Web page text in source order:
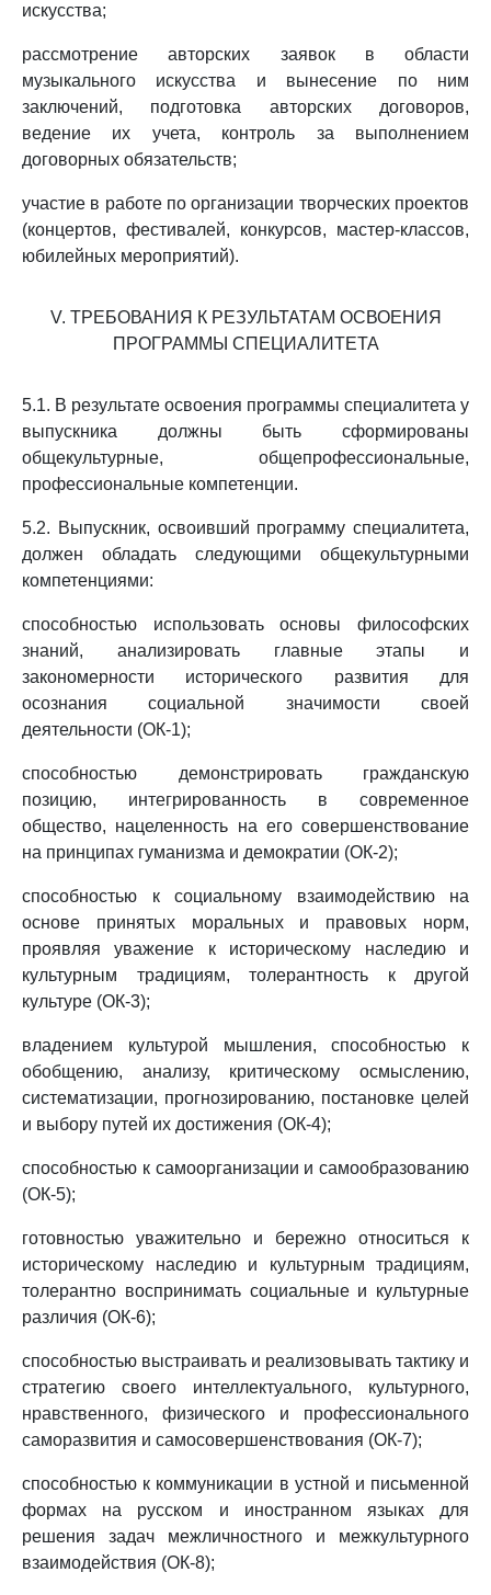
искусства;
рассмотрение авторских заявок в области
музыкального искусства и вынесение по ним
заключений, подготовка авторских договоров,
ведение их учета, контроль за выполнением
договорных обязательств;
участие в работе по организации творческих проектов
(концертов, фестивалей, конкурсов, мастер-классов,
юбилейных мероприятий).
V. ТРЕБОВАНИЯ К РЕЗУЛЬТАТАМ ОСВОЕНИЯ
ПРОГРАММЫ СПЕЦИАЛИТЕТА
5.1. В результате освоения программы специалитета у
выпускника должны быть сформированы
общекультурные, общепрофессиональные,
профессиональные компетенции.
5.2. Выпускник, освоивший программу специалитета,
должен обладать следующими общекультурными
компетенциями:
способностью использовать основы философских
знаний, анализировать главные этапы и
закономерности исторического развития для
осознания социальной значимости своей
деятельности (ОК-1);
способностью демонстрировать гражданскую
позицию, интегрированность в современное
общество, нацеленность на его совершенствование
на принципах гуманизма и демократии (ОК-2);
способностью к социальному взаимодействию на
основе принятых моральных и правовых норм,
проявляя уважение к историческому наследию и
культурным традициям, толерантность к другой
культуре (ОК-3);
владением культурой мышления, способностью к
обобщению, анализу, критическому осмыслению,
систематизации, прогнозированию, постановке целей
и выбору путей их достижения (ОК-4);
способностью к самоорганизации и самообразованию
(ОК-5);
готовностью уважительно и бережно относиться к
историческому наследию и культурным традициям,
толерантно воспринимать социальные и культурные
различия (ОК-6);
способностью выстраивать и реализовывать тактику и
стратегию своего интеллектуального, культурного,
нравственного, физического и профессионального
саморазвития и самосовершенствования (ОК-7);
способностью к коммуникации в устной и письменной
формах на русском и иностранном языках для
решения задач межличностного и межкультурного
взаимодействия (ОК-8);